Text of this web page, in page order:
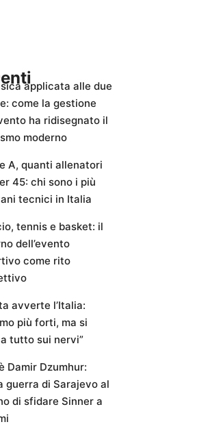
applicata alle due
come la gestione
ha ridisegnato il
moderno
A, quanti allenatori
45: chi sono i più
tecnici in Italia
tennis e basket: il
dell’evento
come rito
avverte l’Italia:
più forti, ma si
tutto sui nervi”
Damir Dzumhur:
guerra di Sarajevo al
di sfidare Sinner a